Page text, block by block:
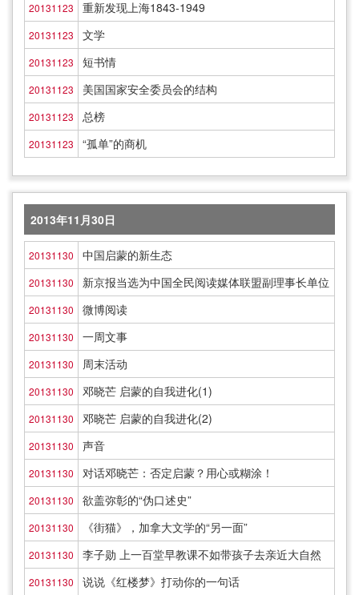
20131123 重新发现上海1843-1949
20131123 文学
20131123 短书情
20131123 美国国家安全委员会的结构
20131123 总榜
20131123 “孤单”的商机
2013年11月30日
20131130 中国启蒙的新生态
20131130 新京报当选为中国全民阅读媒体联盟副理事长单位
20131130 微博阅读
20131130 一周文事
20131130 周末活动
20131130 邓晓芒 启蒙的自我进化(1)
20131130 邓晓芒 启蒙的自我进化(2)
20131130 声音
20131130 对话邓晓芒：否定启蒙？用心或糊涂！
20131130 欲盖弥彰的“伪口述史”
20131130 《街猫》，加拿大文学的“另一面”
20131130 李子勋 上一百堂早教课不如带孩子去亲近大自然
20131130 说说《红楼梦》打动你的一句话